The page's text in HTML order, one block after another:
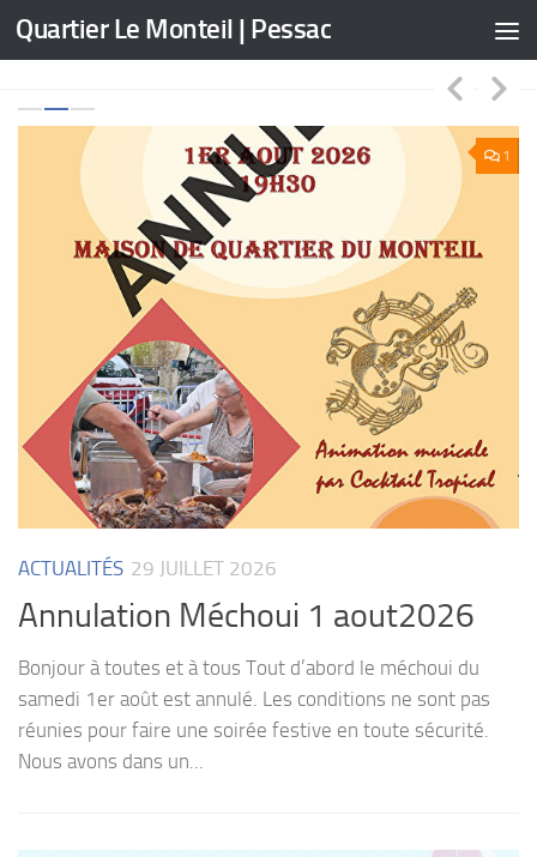
Skip to content
Quartier Le Monteil | Pessac
1
ACTUALITÉS 29 JUILLET 2026
Annulation Méchoui 1 aout2026
Bonjour à toutes et à tous Tout d’abord le méchoui du
samedi 1er août est annulé. Les conditions ne sont pas
réunies pour faire une soirée festive en toute sécurité.
Nous avons dans un...